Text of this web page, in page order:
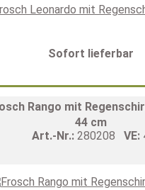
Sofort lieferbar
Rango mit
44 cm
Art.-Nr.: 280208 VE: